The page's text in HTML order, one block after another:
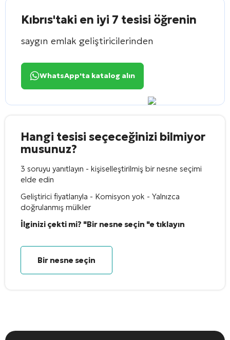
Kıbrıs'taki en iyi 7 tesisi öğrenin
saygın emlak geliştiricilerinden
WhatsApp'ta katalog alın
Hangi tesisi seçeceğinizi bilmiyor
musunuz?
3 soruyu yanıtlayın - kişiselleştirilmiş bir nesne seçimi
elde edin
Geliştirici fiyatlarıyla - Komisyon yok - Yalnızca
doğrulanmış mülkler
İlginizi çekti mi? "Bir nesne seçin "e tıklayın
Bir nesne seçin